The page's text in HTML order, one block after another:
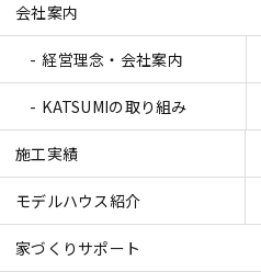
会社案内
経営理念・会社案内
KATSUMIの取り組み
施工実績
モデルハウス紹介
家づくりサポート